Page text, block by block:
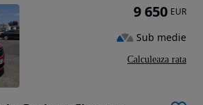
9 650 EUR
Sub medie
Calculeaza rata